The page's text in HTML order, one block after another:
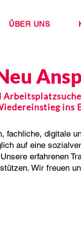
ÜBER UNS
ins
fachliche, digitale
auf eine
erfahrenen
Wir freuen